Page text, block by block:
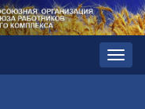
Меню